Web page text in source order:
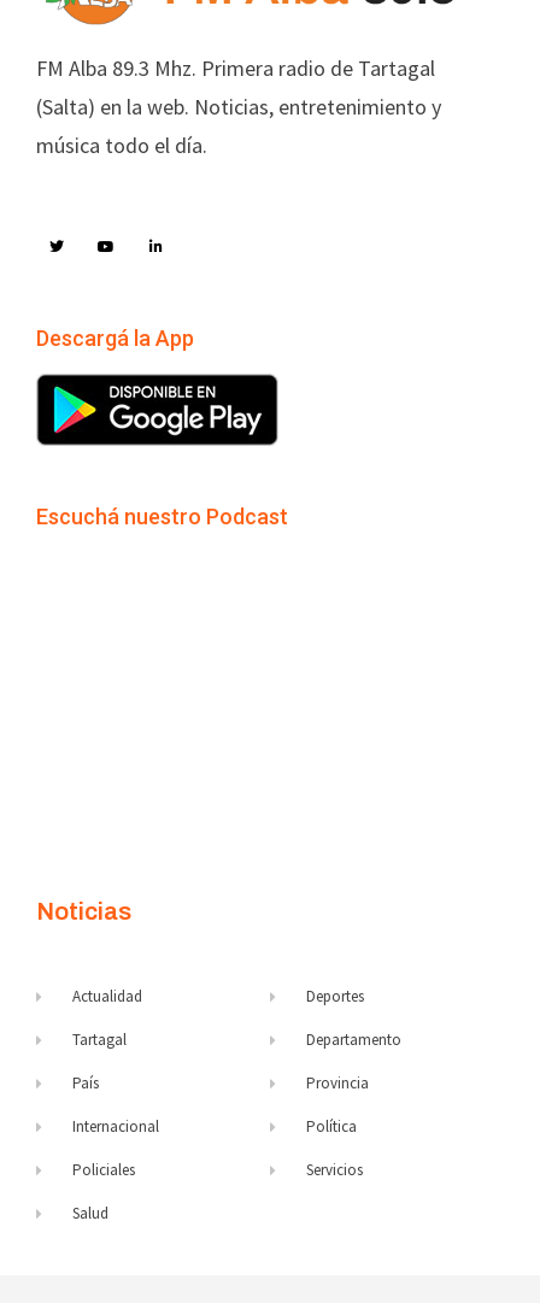
FM Alba 89.3 Mhz. Primera radio de Tartagal
(Salta) en la web. Noticias, entretenimiento y
música todo el día.
Descargá la App
Escuchá nuestro Podcast
Noticias
Actualidad
Tartagal
País
Internacional
Policiales
Salud
Deportes
Departamento
Provincia
Política
Servicios